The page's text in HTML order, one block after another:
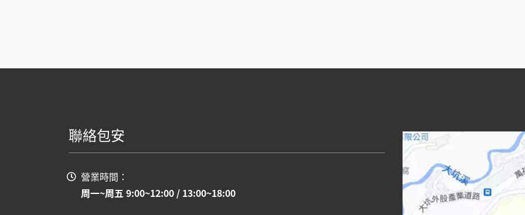
聯絡包安
營業時間：
周一~周五 9:00~12:00 / 13:00~18:00